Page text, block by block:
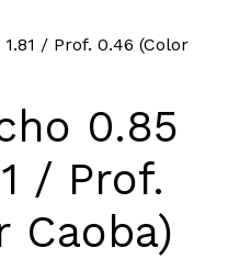
/ Prof. 0.46 (Color
0.85
/ Prof.
Caoba)